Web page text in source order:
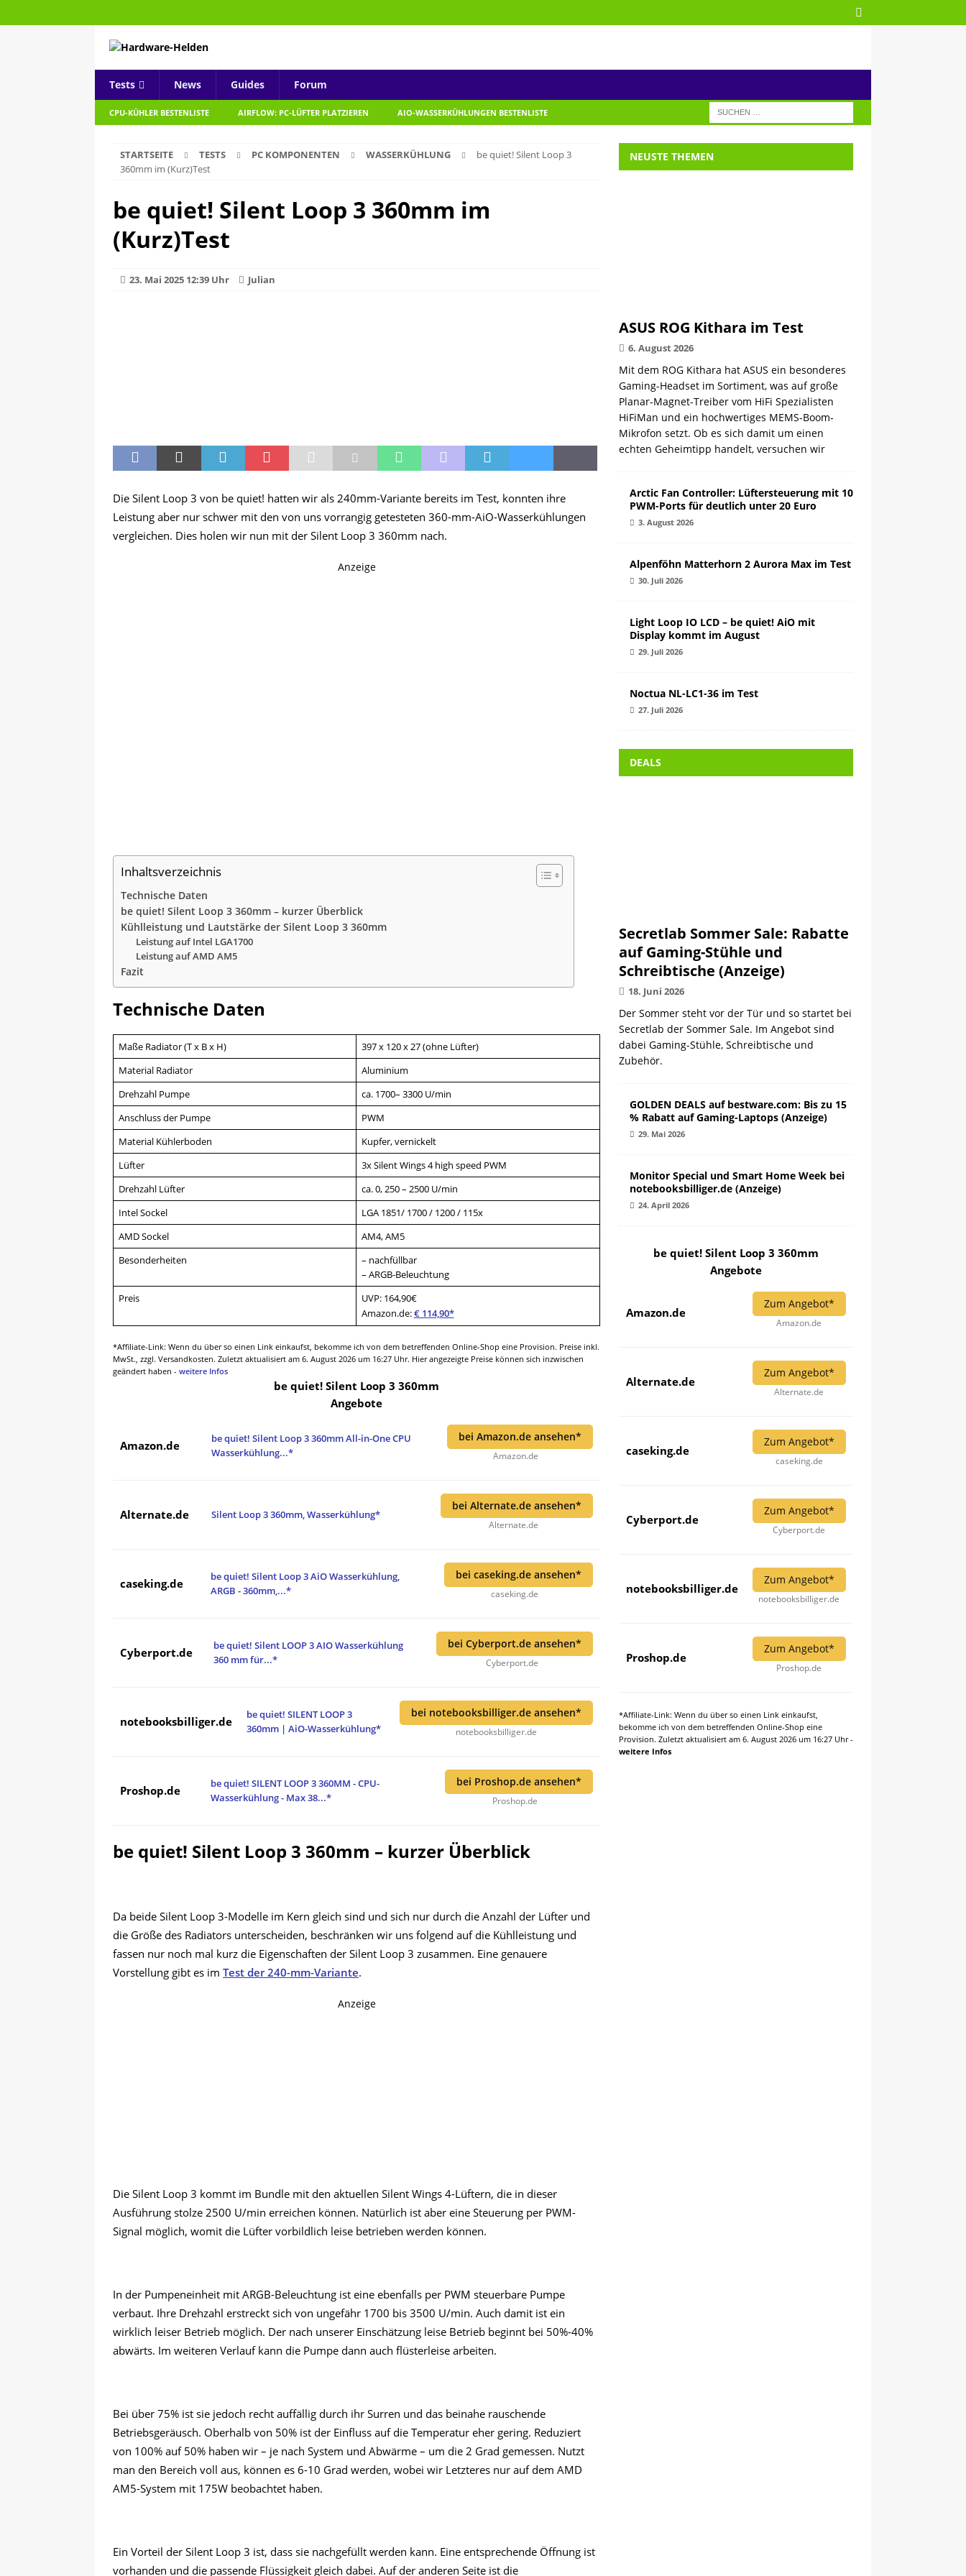
Tests News Guides Forum
CPU-KÜHLER BESTENLISTE AIRFLOW: PC-LÜFTER PLATZIEREN AIO-WASSERKÜHLUNGEN BESTENLISTE
STARTSEITE TESTS PC KOMPONENTEN WASSERKÜHLUNG
be quiet! Silent Loop 3
360mm im (Kurz)Test
be quiet! Silent Loop 3 360mm im
(Kurz)Test
23. Mai 2025 12:39 Uhr Julian
Die Silent Loop 3 von be quiet! hatten wir als 240mm-Variante bereits im Test, konnten ihre
Leistung aber nur schwer mit den von uns vorrangig getesteten 360-mm-AiO-Wasserkühlungen
vergleichen. Dies holen wir nun mit der Silent Loop 3 360mm nach.
Anzeige
Inhaltsverzeichnis
Technische Daten
be quiet! Silent Loop 3 360mm – kurzer Überblick
Kühlleistung und Lautstärke der Silent Loop 3 360mm
Leistung auf Intel LGA1700
Leistung auf AMD AM5
Fazit
Technische Daten
Maße Radiator (T x B x H)
397 x 120 x 27 (ohne Lüfter)
Material Radiator
Aluminium
Drehzahl Pumpe
ca. 1700– 3300 U/min
Anschluss der Pumpe
PWM
Material Kühlerboden
Kupfer, vernickelt
Lüfter
3x Silent Wings 4 high speed PWM
Drehzahl Lüfter
ca. 0, 250 – 2500 U/min
Intel Sockel
LGA 1851/ 1700 / 1200 / 115x
AMD Sockel
AM4, AM5
Besonderheiten
– nachfüllbar
– ARGB-Beleuchtung
Preis
UVP: 164,90€
Amazon.de:€ 114,90*
*Affiliate-Link: Wenn du über so einen Link einkaufst, bekomme ich von dem betreffenden Online-Shop eine Provision. Preise inkl.
MwSt., zzgl. Versandkosten. Zuletzt aktualisiert am 6. August 2026 um 16:27 Uhr. Hier angezeigte Preise können sich inzwischen
geändert haben - weitere Infos
be quiet! Silent Loop 3 360mm
Angebote
Amazon.de
be quiet! Silent Loop 3 360mm All-in-One CPU
Wasserkühlung...*
bei Amazon.de ansehen*
Amazon.de
Alternate.de Silent Loop 3 360mm, Wasserkühlung*
bei Alternate.de ansehen*
Alternate.de
caseking.de
be quiet! Silent Loop 3 AiO Wasserkühlung,
ARGB - 360mm,...*
bei caseking.de ansehen*
caseking.de
Cyberport.de
be quiet! Silent LOOP 3 AIO Wasserkühlung
360 mm für...*
bei Cyberport.de ansehen*
Cyberport.de
notebooksbilliger.de
be quiet! SILENT LOOP 3
360mm | AiO-Wasserkühlung*
bei notebooksbilliger.de ansehen*
notebooksbilliger.de
Proshop.de
be quiet! SILENT LOOP 3 360MM - CPU-
Wasserkühlung - Max 38...*
bei Proshop.de ansehen*
Proshop.de
be quiet! Silent Loop 3 360mm – kurzer Überblick
Da beide Silent Loop 3-Modelle im Kern gleich sind und sich nur durch die Anzahl der Lüfter und
die Größe des Radiators unterscheiden, beschränken wir uns folgend auf die Kühlleistung und
fassen nur noch mal kurz die Eigenschaften der Silent Loop 3 zusammen. Eine genauere
Vorstellung gibt es im Test der 240-mm-Variante.
Anzeige
Die Silent Loop 3 kommt im Bundle mit den aktuellen Silent Wings 4-Lüftern, die in dieser
Ausführung stolze 2500 U/min erreichen können. Natürlich ist aber eine Steuerung per PWM-
Signal möglich, womit die Lüfter vorbildlich leise betrieben werden können.
In der Pumpeneinheit mit ARGB-Beleuchtung ist eine ebenfalls per PWM steuerbare Pumpe
verbaut. Ihre Drehzahl erstreckt sich von ungefähr 1700 bis 3500 U/min. Auch damit ist ein
wirklich leiser Betrieb möglich. Der nach unserer Einschätzung leise Betrieb beginnt bei 50%-40%
abwärts. Im weiteren Verlauf kann die Pumpe dann auch flüsterleise arbeiten.
Bei über 75% ist sie jedoch recht auffällig durch ihr Surren und das beinahe rauschende
Betriebsgeräusch. Oberhalb von 50% ist der Einfluss auf die Temperatur eher gering. Reduziert
von 100% auf 50% haben wir – je nach System und Abwärme – um die 2 Grad gemessen. Nutzt
man den Bereich voll aus, können es 6-10 Grad werden, wobei wir Letzteres nur auf dem AMD
AM5-System mit 175W beobachtet haben.
Ein Vorteil der Silent Loop 3 ist, dass sie nachgefüllt werden kann. Eine entsprechende Öffnung ist
vorhanden und die passende Flüssigkeit gleich dabei. Auf der anderen Seite ist die
NEUSTE THEMEN
ASUS ROG Kithara im Test
6. August 2026
Mit dem ROG Kithara hat ASUS ein besonderes
Gaming-Headset im Sortiment, was auf große
Planar-Magnet-Treiber vom HiFi Spezialisten
HiFiMan und ein hochwertiges MEMS-Boom-
Mikrofon setzt. Ob es sich damit um einen
echten Geheimtipp handelt, versuchen wir
Arctic Fan Controller: Lüftersteuerung mit 10
PWM-Ports für deutlich unter 20 Euro
3. August 2026
Alpenföhn Matterhorn 2 Aurora Max im Test
30. Juli 2026
Light Loop IO LCD – be quiet! AiO mit
Display kommt im August
29. Juli 2026
Noctua NL-LC1-36 im Test
27. Juli 2026
DEALS
Secretlab Sommer Sale: Rabatte
auf Gaming-Stühle und
Schreibtische (Anzeige)
18. Juni 2026
Der Sommer steht vor der Tür und so startet bei
Secretlab der Sommer Sale. Im Angebot sind
dabei Gaming-Stühle, Schreibtische und
Zubehör.
GOLDEN DEALS auf bestware.com: Bis zu 15
% Rabatt auf Gaming-Laptops (Anzeige)
29. Mai 2026
Monitor Special und Smart Home Week bei
notebooksbilliger.de (Anzeige)
24. April 2026
be quiet! Silent Loop 3 360mm
Angebote
Amazon.de
Zum Angebot*
Amazon.de
Alternate.de
Zum Angebot*
Alternate.de
caseking.de
Zum Angebot*
caseking.de
Cyberport.de
Zum Angebot*
Cyberport.de
notebooksbilliger.de
Zum Angebot*
notebooksbilliger.de
Proshop.de
Zum Angebot*
Proshop.de
*Affiliate-Link: Wenn du über so einen Link einkaufst,
bekomme ich von dem betreffenden Online-Shop eine
Provision. Zuletzt aktualisiert am 6. August 2026 um 16:27 Uhr -
weitere Infos